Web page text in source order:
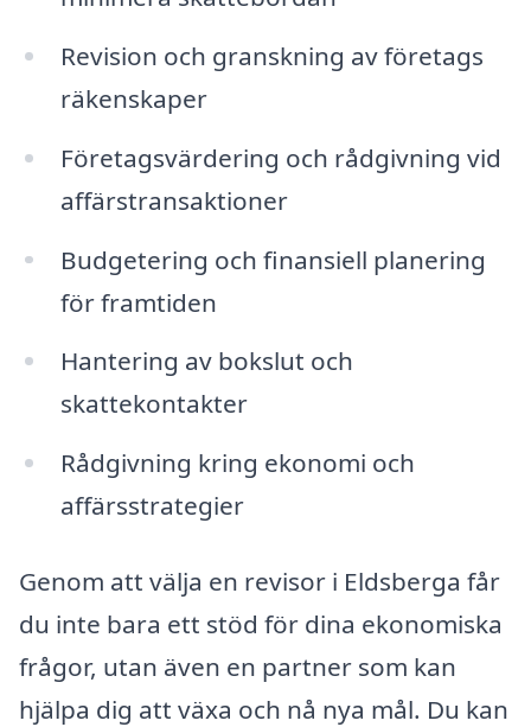
Revision och granskning av företags
räkenskaper
Företagsvärdering och rådgivning vid
affärstransaktioner
Budgetering och finansiell planering
för framtiden
Hantering av bokslut och
skattekontakter
Rådgivning kring ekonomi och
affärsstrategier
Genom att välja en revisor i Eldsberga får
du inte bara ett stöd för dina ekonomiska
frågor, utan även en partner som kan
hjälpa dig att växa och nå nya mål. Du kan